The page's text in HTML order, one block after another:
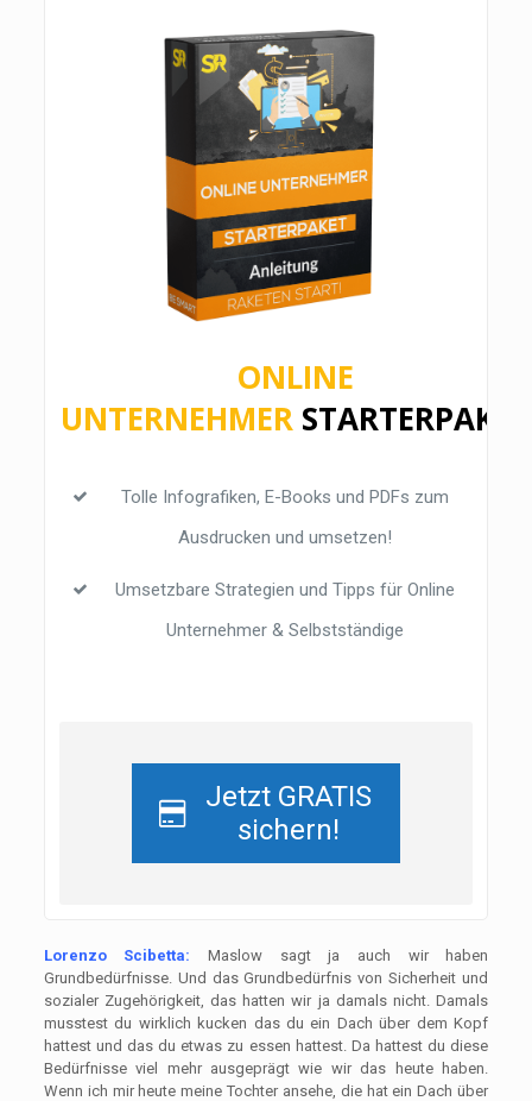
ONLINE
UNTERNEHMER STARTERPAKET
Tolle Infografiken, E-Books und PDFs zum
Ausdrucken und umsetzen!
Umsetzbare Strategien und Tipps für Online
Unternehmer & Selbstständige
Jetzt GRATIS
sichern!
Lorenzo Scibetta: Maslow sagt ja auch wir haben
Grundbedürfnisse. Und das Grundbedürfnis von Sicherheit und
sozialer Zugehörigkeit, das hatten wir ja damals nicht. Damals
musstest du wirklich kucken das du ein Dach über dem Kopf
hattest und das du etwas zu essen hattest. Da hattest du diese
Bedürfnisse viel mehr ausgeprägt wie wir das heute haben.
Wenn ich mir heute meine Tochter ansehe, die hat ein Dach über